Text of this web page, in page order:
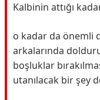
Kalbinin attığı
o kadar da önemli
arkalarında
boşluklar
utanılacak bir şey